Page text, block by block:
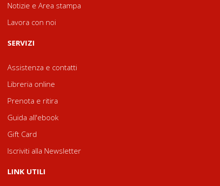
Notizie e Area stampa
Lavora con noi
SERVIZI
Assistenza e contatti
Libreria online
Prenota e ritira
Guida all'ebook
Gift Card
Iscriviti alla Newsletter
LINK UTILI